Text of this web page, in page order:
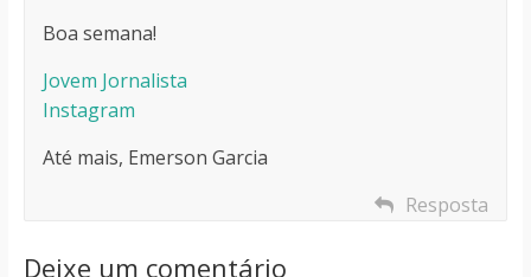
Boa semana!
Jovem Jornalista
Instagram
Até mais, Emerson Garcia
Resposta
Deixe um comentário